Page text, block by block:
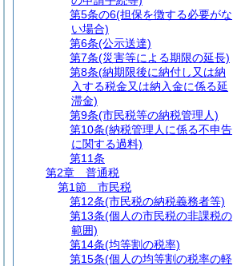
第5条の6(担保を徴する必要がな
い場合)
第6条(公示送達)
第7条(災害等による期限の延長)
第8条(納期限後に納付し又は納
入する税金又は納入金に係る延
滞金)
第9条(市民税等の納税管理人)
第10条(納税管理人に係る不申告
に関する過料)
第11条
第2章
普通税
第1節
市民税
第12条(市民税の納税義務者等)
第13条(個人の市民税の非課税の
範囲)
第14条(均等割の税率)
第15条(個人の均等割の税率の軽